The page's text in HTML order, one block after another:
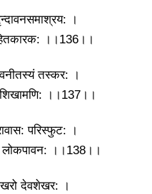
।
।।136।।
तस्कर: ।
।।137।।
परिस्फुट: ।
लोकपावन: ।।138।।
देवशेखर: ।